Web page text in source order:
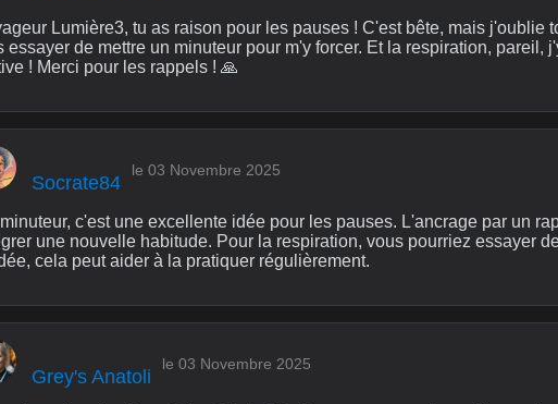
Lumière3, tu as raison pour les pauses ! C'est bête, mais j'oublie
essayer de mettre un minuteur pour m'y forcer. Et la respiration, pareil,
! Merci pour les rappels ! 🙏
Socrate84
le 03 Novembre 2025
c'est une excellente idée pour les pauses. L'ancrage par un
une nouvelle habitude. Pour la respiration, vous pourriez essayer
cela peut aider à la pratiquer régulièrement.
Grey's Anatoli
le 03 Novembre 2025